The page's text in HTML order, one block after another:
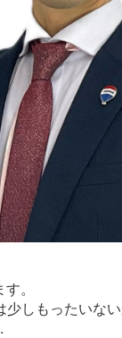
。
少しもったいな